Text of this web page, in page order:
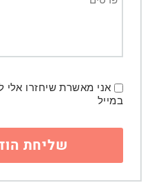
אני מאשרת שיחזרו אלי
במייל